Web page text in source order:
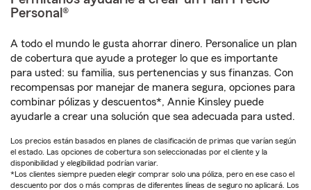
Personal®
A todo el mundo le gusta ahorrar dinero. Personalice un plan
de cobertura que ayude a proteger lo que es importante
para usted: su familia, sus pertenencias y sus finanzas. Con
recompensas por manejar de manera segura, opciones para
combinar pólizas y descuentos*, Annie Kinsley puede
ayudarle a crear una solución que sea adecuada para usted.
Los precios están basados en planes de clasificación de primas que varían según
el estado. Las opciones de cobertura son seleccionadas por el cliente y la
disponibilidad y elegibilidad podrían variar.
*Los clientes siempre pueden elegir comprar solo una póliza, pero en ese caso el
descuento por dos o más compras de diferentes líneas de seguro no aplicará. Los